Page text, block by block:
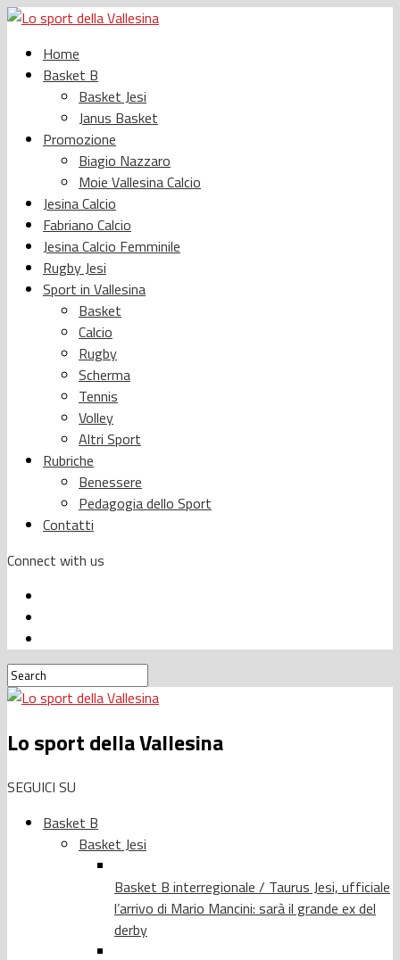
Home
Basket B
Basket Jesi
Janus Basket
Promozione
Biagio Nazzaro
Moie Vallesina Calcio
Jesina Calcio
Fabriano Calcio
Jesina Calcio Femminile
Rugby Jesi
Sport in Vallesina
Basket
Calcio
Rugby
Scherma
Tennis
Volley
Altri Sport
Rubriche
Benessere
Pedagogia dello Sport
Contatti
Connect with us
Lo sport della Vallesina
SEGUICI SU
Basket B
Basket Jesi
Basket B interregionale / Taurus Jesi, ufficiale
l’arrivo di Mario Mancini: sarà il grande ex del
derby